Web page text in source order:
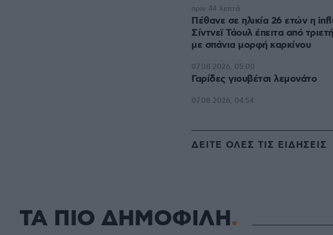
Πέθανε σε ηλικία 26 ετών η
Σίντνεϊ Τάουλ έπειτα από
με σπάνια μορφή καρκίνου
πριν 44 λεπτά
Γαρίδες γιουβέτσι λεμονάτο
07.08.2026, 05:00
07.08.2026, 04:54
ΔΕΙΤΕ ΟΛΕΣ ΤΙΣ ΕΙΔΗΣΕΙΣ
ΤΑ ΠΙΟ ΔΗΜΟΦΙΛΗ